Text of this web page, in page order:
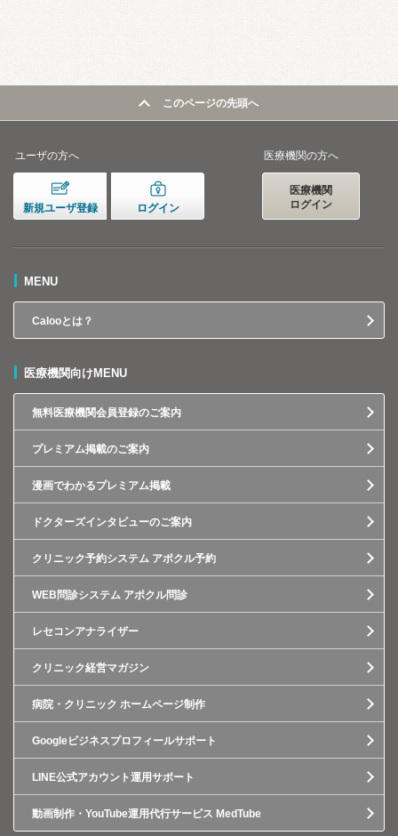
このページの先頭へ
ユーザの方へ
新規ユーザ登録 ログイン
医療機関の方へ
医療機関
ログイン
MENU
Calooとは？
医療機関向けMENU
無料医療機関会員登録のご案内
プレミアム掲載のご案内
漫画でわかるプレミアム掲載
ドクターズインタビューのご案内
クリニック予約システム アポクル予約
WEB問診システム アポクル問診
レセコンアナライザー
クリニック経営マガジン
病院・クリニック ホームページ制作
Googleビジネスプロフィールサポート
LINE公式アカウント運用サポート
動画制作・YouTube運用代行サービス MedTube